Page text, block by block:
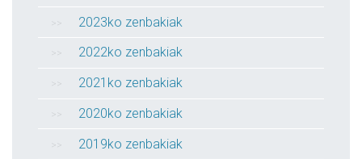
2023ko zenbakiak
2022ko zenbakiak
2021ko zenbakiak
2020ko zenbakiak
2019ko zenbakiak